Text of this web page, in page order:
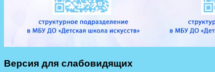
Версия для слабовидящих